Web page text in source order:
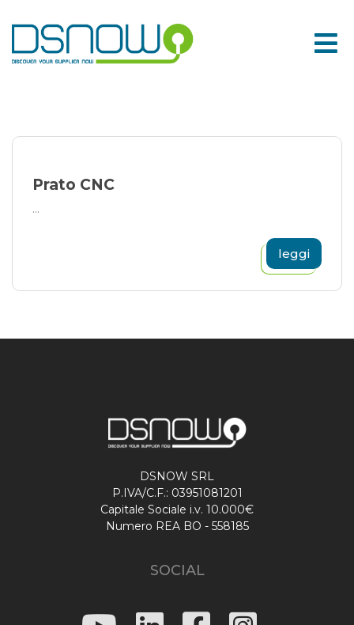
to
content
Prato CNC
...
leggi
DSNOW SRL
P.IVA/C.F.: 03951081201
Capitale Sociale i.v. 10.000€
Numero REA BO - 558185
SOCIAL